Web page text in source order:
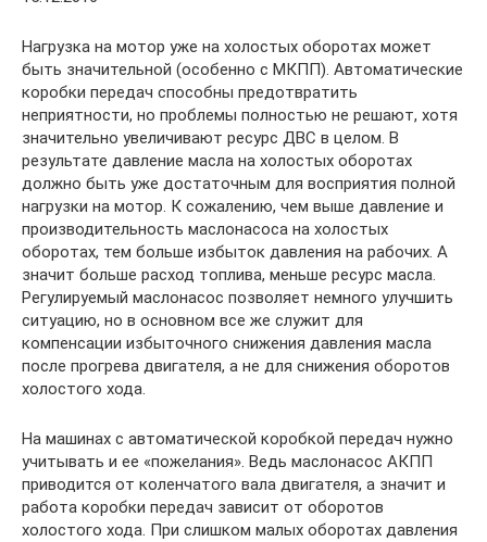
Нагрузка на мотор уже на холостых оборотах может
быть значительной (особенно с МКПП). Автоматические
коробки передач способны предотвратить
неприятности, но проблемы полностью не решают, хотя
значительно увеличивают ресурс ДВС в целом. В
результате давление масла на холостых оборотах
должно быть уже достаточным для восприятия полной
нагрузки на мотор. К сожалению, чем выше давление и
производительность маслонасоса на холостых
оборотах, тем больше избыток давления на рабочих. А
значит больше расход топлива, меньше ресурс масла.
Регулируемый маслонасос позволяет немного улучшить
ситуацию, но в основном все же служит для
компенсации избыточного снижения давления масла
после прогрева двигателя, а не для снижения оборотов
холостого хода.
На машинах с автоматической коробкой передач нужно
учитывать и ее «пожелания». Ведь маслонасос АКПП
приводится от коленчатого вала двигателя, а значит и
работа коробки передач зависит от оборотов
холостого хода. При слишком малых оборотах давления